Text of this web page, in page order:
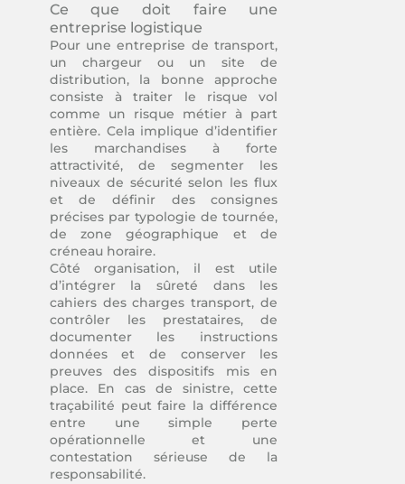
Ce que doit faire une
entreprise logistique
Pour une entreprise de transport,
un chargeur ou un site de
distribution, la bonne approche
consiste à traiter le risque vol
comme un risque métier à part
entière. Cela implique d’identifier
les marchandises à forte
attractivité, de segmenter les
niveaux de sécurité selon les flux
et de définir des consignes
précises par typologie de tournée,
de zone géographique et de
créneau horaire.
Côté organisation, il est utile
d’intégrer la sûreté dans les
cahiers des charges transport, de
contrôler les prestataires, de
documenter les instructions
données et de conserver les
preuves des dispositifs mis en
place. En cas de sinistre, cette
traçabilité peut faire la différence
entre une simple perte
opérationnelle et une
contestation sérieuse de la
responsabilité.